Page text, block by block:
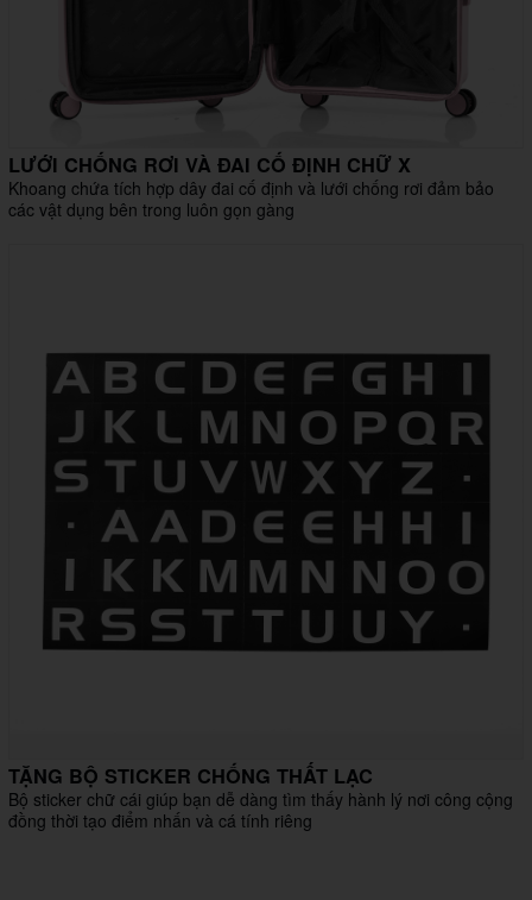
LƯỚI CHỐNG RƠI VÀ ĐAI CỐ ĐỊNH CHỮ X
Khoang chứa tích hợp dây đai cố định và lưới chống rơi đảm bảo
các vật dụng bên trong luôn gọn gàng
TẶNG BỘ STICKER CHỐNG THẤT LẠC
Bộ sticker chữ cái giúp bạn dễ dàng tìm thấy hành lý nơi công cộng
đồng thời tạo điểm nhấn và cá tính riêng